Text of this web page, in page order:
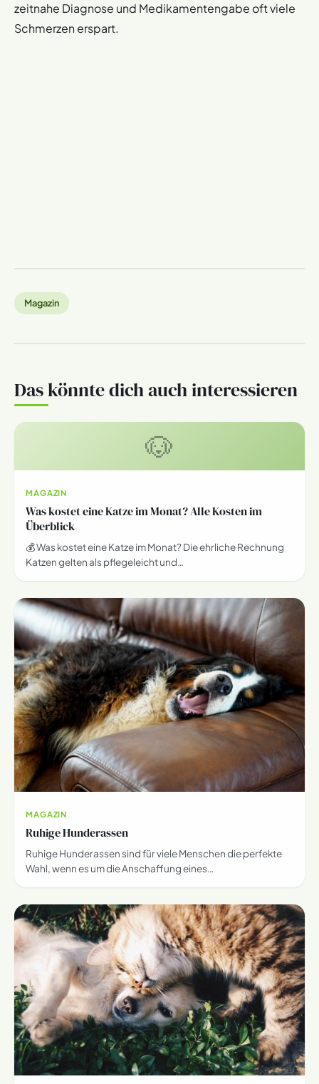
zeitnahe Diagnose und Medikamentengabe oft viele
Schmerzen erspart.
Magazin
Das könnte dich auch interessieren
🐶
MAGAZIN
Was kostet eine Katze im Monat? Alle Kosten im
Überblick
💰 Was kostet eine Katze im Monat? Die ehrliche Rechnung
Katzen gelten als pflegeleicht und…
MAGAZIN
Ruhige Hunderassen
Ruhige Hunderassen sind für viele Menschen die perfekte
Wahl, wenn es um die Anschaffung eines…